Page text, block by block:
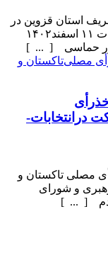
استان قزوین در
پاسداشت حضور آگاهانه ملت در انتخابات ۱۱ اسفند۱۴۰۲
حماسی [ ... ]
درانتخابات-
مصلی تاکستان و
و شورای
[ ... ]